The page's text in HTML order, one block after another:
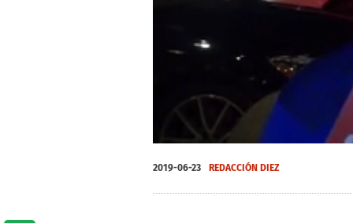
of
3
2019-06-23 REDACCIÓN DIEZ